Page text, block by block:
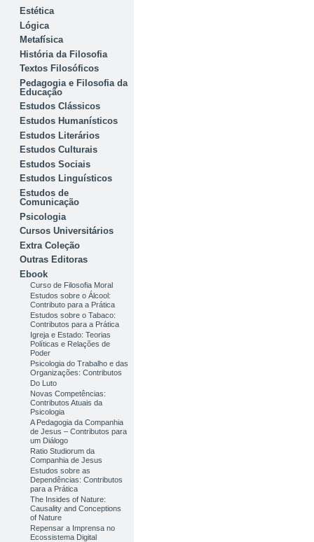
Estética
Lógica
Metafísica
História da Filosofia
Textos Filosóficos
Pedagogia e Filosofia da
Educação
Estudos Clássicos
Estudos Humanísticos
Estudos Literários
Estudos Culturais
Estudos Sociais
Estudos Linguísticos
Estudos de
Comunicação
Psicologia
Cursos Universitários
Extra Coleção
Outras Editoras
Ebook
Curso de Filosofia Moral
Estudos sobre o Álcool:
Contributo para a Prática
Estudos sobre o Tabaco:
Contributos para a Prática
Igreja e Estado: Teorias
Políticas e Relações de
Poder
Psicologia do Trabalho e das
Organizações: Contributos
Do Luto
Novas Competências:
Contributos Atuais da
Psicologia
A Pedagogia da Companhia
de Jesus – Contributos para
um Diálogo
Ratio Studiorum da
Companhia de Jesus
Estudos sobre as
Dependências: Contributos
para a Prática
The Insides of Nature:
Causality and Conceptions
of Nature
Repensar a Imprensa no
Ecossistema Digital